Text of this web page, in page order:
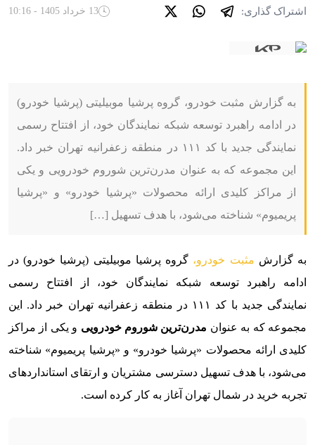
اشتراک گذاری: 13 خرداد 1405 - 10:16
به گزارش مثبت خودرو، گروه پرشیا موبیلیتی (پرشیا خودرو)
در ادامه راهبرد توسعه شبکه نمایندگان خود، از افتتاح رسمی
نمایندگی جدید با کد ۱۱۱ در منطقه زعفرانیه تهران خبر داد.
این مجموعه که به عنوان مدرن‌ترین شوروم خودرویی و یکی
از مراکز کلیدی ارائه محصولات «پرشیا خودرو» و «پرشیا
پریمیوم» شناخته می‌شود، با هدف تسهیل […]
به گزارش مثبت خودرو، گروه پرشیا موبیلیتی (پرشیا خودرو) در
ادامه راهبرد توسعه شبکه نمایندگان خود، از افتتاح رسمی
نمایندگی جدید با کد ۱۱۱ در منطقه زعفرانیه تهران خبر داد. این
مجموعه که به عنوان مدرن‌ترین شوروم خودرویی و یکی از مراکز
کلیدی ارائه محصولات «پرشیا خودرو» و «پرشیا پریمیوم» شناخته
می‌شود، با هدف تسهیل دسترسی مشتریان و ارتقای استانداردهای
تجربه خرید در شمال تهران آغاز به کار کرده است.